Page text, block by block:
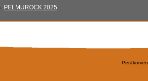
PELMUROCK 2025